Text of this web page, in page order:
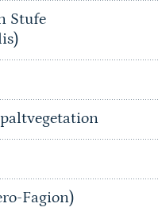
Stufe
Fagion)